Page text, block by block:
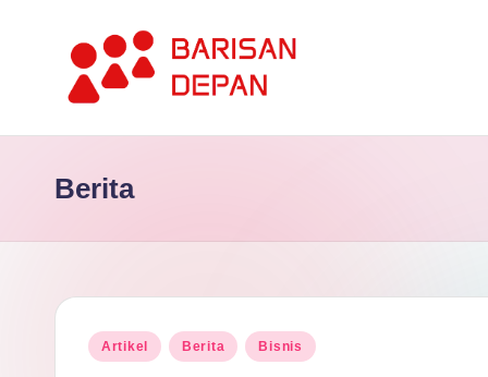
P
o
l
B
Terupdate
Berita
Posted
Artikel Berita Bisnis